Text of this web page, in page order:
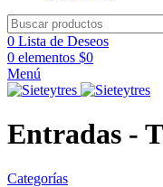
0 Lista de Deseos
0 elementos $0
Menú
Entradas -
Categorías